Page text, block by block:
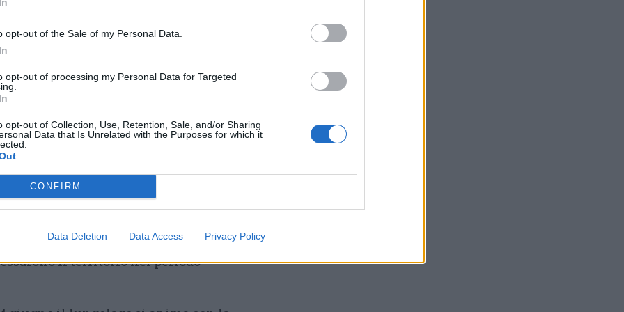
opt-out of the Sale of my Personal Data.
opt-out of processing my Personal Data for Targeted
opt-out of Collection, Use, Retention, Sale, and/or Sharing
Data that Is Unrelated with the Purposes for which it
CONFIRM
Data Deletion Data Access Privacy Policy
a sostenere le attività
Palude Bruschera. Il ritrovo è fissato
passeggiata guidata che permetterà di
delle lucciole all’interno di uno
più preziosi del territorio.
serata, alle 21 in Sala Consiliare, spazio alla
Il Verbano nel 1848. L’incontro rientra nelle
celebrare i duecento anni della
e offrirà uno sguardo sugli
il territorio nel periodo